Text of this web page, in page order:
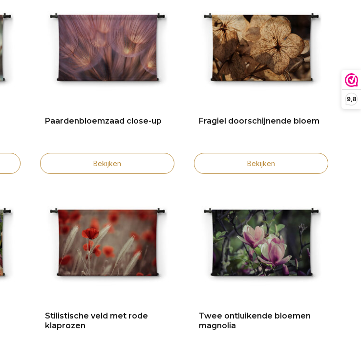
9,8
Paardenbloemzaad close-up
Bekijken
Fragiel doorschijnende bloem
Bekijken
Stilistische veld met rode
klaprozen
Twee ontluikende bloemen
magnolia